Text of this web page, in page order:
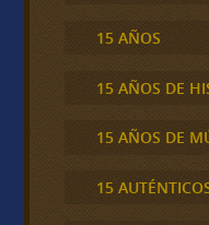
15 AÑOS
15 AÑOS DE
15 AÑOS DE
15